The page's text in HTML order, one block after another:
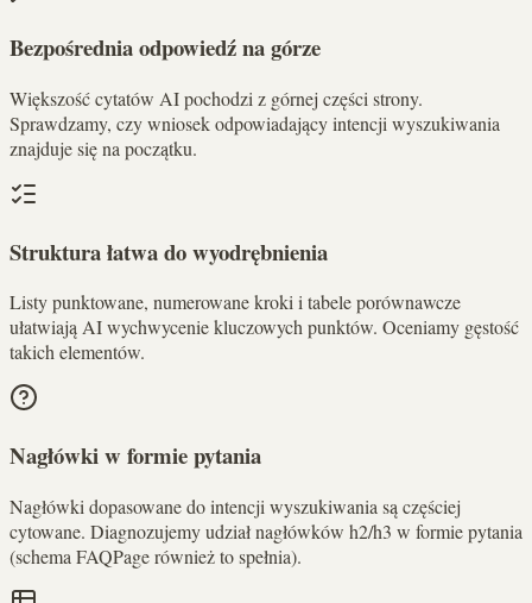
Bezpośrednia odpowiedź na górze
Większość cytatów AI pochodzi z górnej części strony.
Sprawdzamy, czy wniosek odpowiadający intencji wyszukiwania
znajduje się na początku.
Struktura łatwa do wyodrębnienia
Listy punktowane, numerowane kroki i tabele porównawcze
ułatwiają AI wychwycenie kluczowych punktów. Oceniamy gęstość
takich elementów.
Nagłówki w formie pytania
Nagłówki dopasowane do intencji wyszukiwania są częściej
cytowane. Diagnozujemy udział nagłówków h2/h3 w formie pytania
(schema FAQPage również to spełnia).